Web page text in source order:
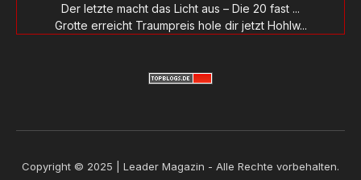
Der letzte macht das Licht aus – Die 20 fast ...
Grotte erreicht Traumpreis hole dir jetzt Hohlw...
Copyright © 2025 | Leader Magazin - Alle Rechte vorbehalten.